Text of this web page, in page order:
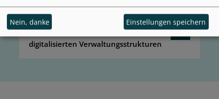
MODULSERIE
Neues Arbeiten und Führen in
digitalisierten Verwaltungsstrukturen
Nein, danke Einstellungen speichern